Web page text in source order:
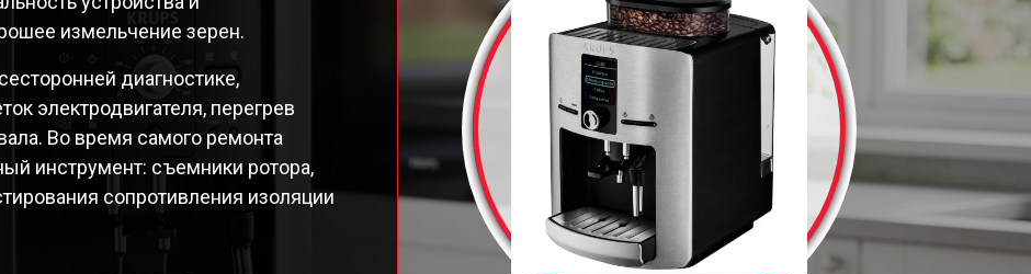
EA82F010 Quattro Force
EA829E Latt' Express
EA8298 Latt' Express
EA826E Espresseria
EA8250 Compact Espresseria
EA819N Arabica
Quattro Force Evidence
измельчение зерен.
диагностике,
электродвигателя, перегрев
Во время самого ремонта
инструмент: съемники ротора,
сопротивления изоляции